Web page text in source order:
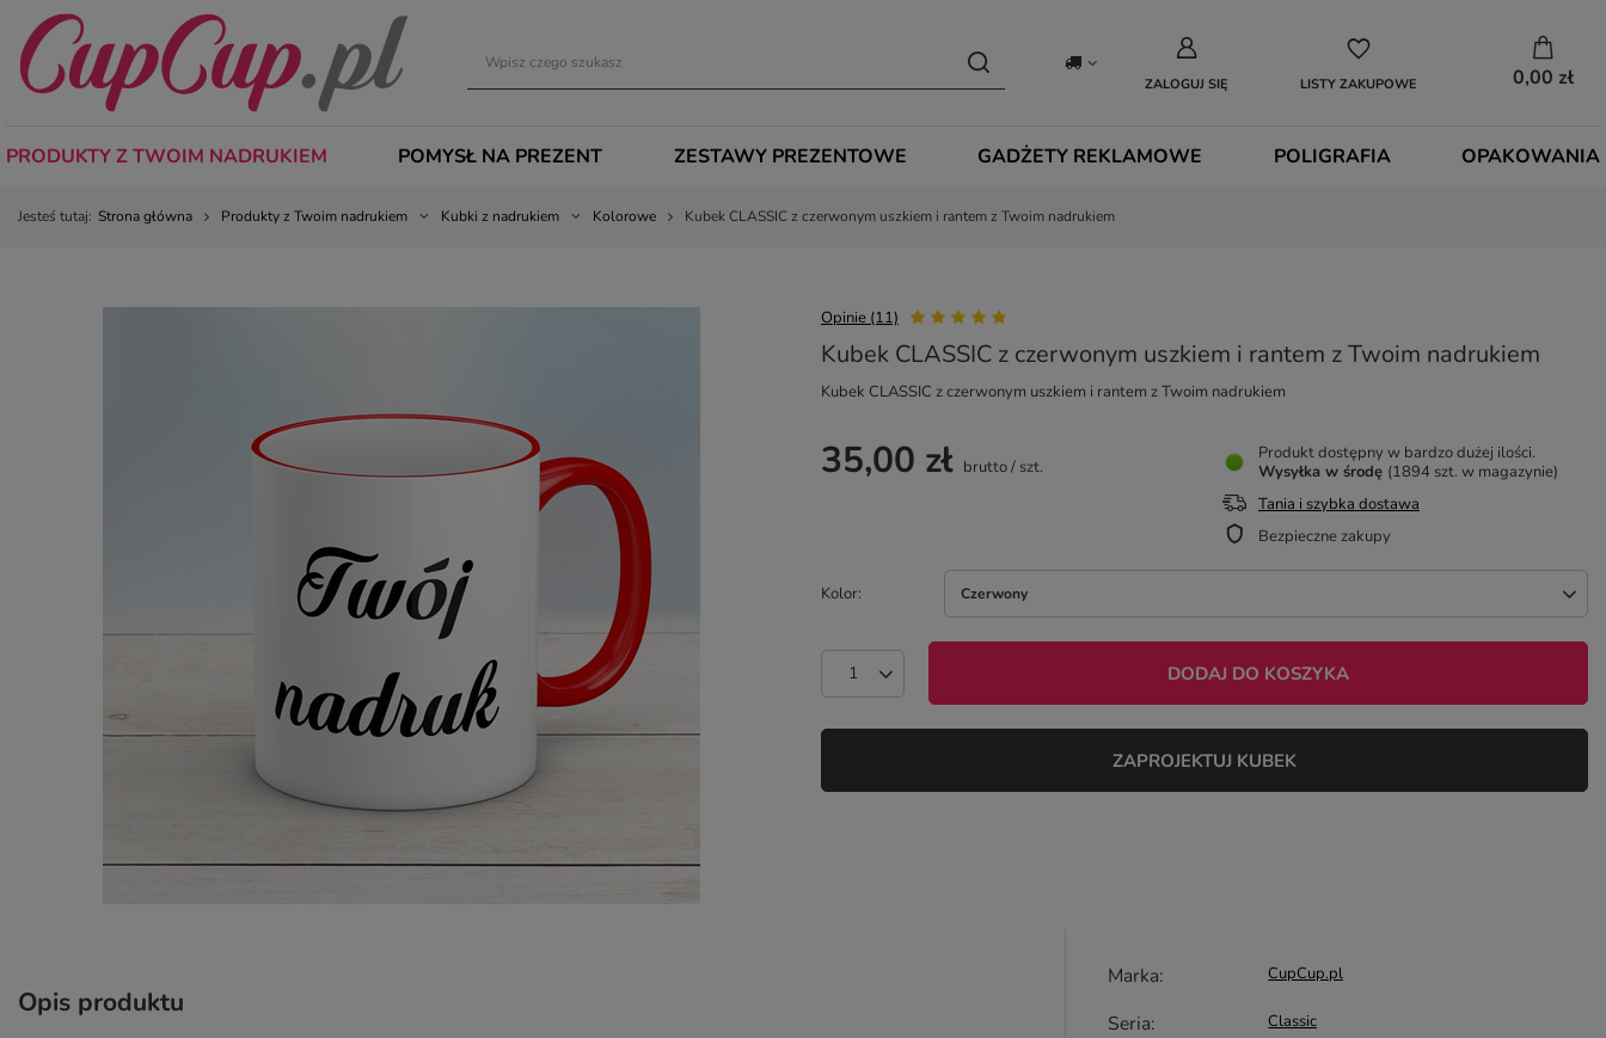
ZALOGUJ SIĘ LISTY ZAKUPOWE 0,00 zł
PRODUKTY Z TWOIM NADRUKIEM POMYSŁ NA PREZENT ZESTAWY PREZENTOWE GADŻETY REKLAMOWE POLIGRAFIA OPAKOWANIA
Jesteś tutaj: Strona główna Produkty z Twoim nadrukiem Kubki z nadrukiem Kolorowe Kubek CLASSIC z czerwonym uszkiem i rantem z Twoim nadrukiem
Opinie (11)
Kubek CLASSIC z czerwonym uszkiem i rantem z Twoim nadrukiem
Kubek CLASSIC z czerwonym uszkiem i rantem z Twoim nadrukiem
Kolor Czerwony
35,00 zł brutto/ szt.
DODAJ DO KOSZYKA
Produkt dostępny w bardzo dużej ilości
Wysyłka w środę (1894 szt. w magazynie)
Tania i szybka dostawa
Bezpieczne zakupy
ZAPROJEKTUJ KUBEK
Opis produktu
Marka CupCup.pl
Seria Classic